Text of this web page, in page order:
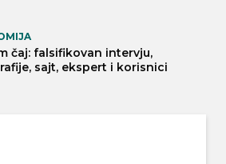
čaj: falsifikovan intervju,
sajt, ekspert i korisnici